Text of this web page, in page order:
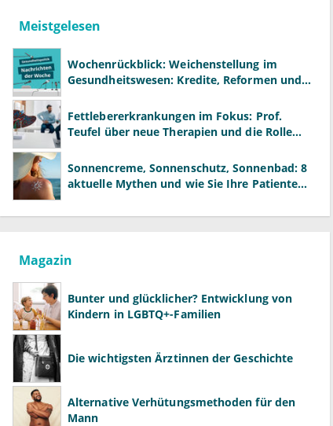
Meistgelesen
Wochenrückblick: Weichenstellung im
Gesundheitswesen: Kredite, Reformen und
Fettlebererkrankungen im Fokus: Prof.
Teufel über neue Therapien und die Rolle
Sonnencreme, Sonnenschutz, Sonnenbad: 8
aktuelle Mythen und wie Sie Ihre Patienten
Magazin
Bunter und glücklicher? Entwicklung von
Kindern in LGBTQ+-Familien
Die wichtigsten Ärztinnen der Geschichte
Alternative Verhütungsmethoden für den
Mann